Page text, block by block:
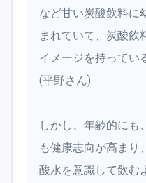
など甘い炭酸飲料に
まれていて、炭酸飲
イメージを持ってい
(平野さん)
しかし、年齢的にも
も健康志向が高まり
酸水を意識して飲む